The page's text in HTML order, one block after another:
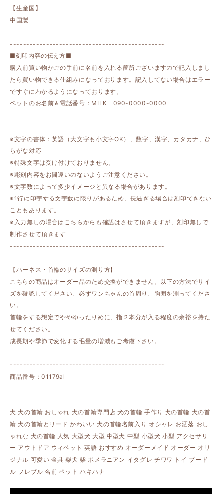
【生産国】
中国製
-----------------------------------------------
■刻印内容の伝え方■
購入前買い物かごの手前に名前を入れる箇所ございますので記入しまし
たら買い物できる仕組みになっております。記入してない場合はエラー
ですぐにわかるようになっております。
ペットのお名前＆電話番号：MILK 090-0000-0000
※文字の書体：英語（大文字も小文字OK）、数字、漢字、カタカナ、ひ
らがな対応
※特殊文字は受け付けておりません。
※彫刻内容をお間違いのないようご注意ください。
※文字数によって多少イメージと異なる場合があります。
※1行に印字する文字数に限りがあるため、長過ぎる場合は刻印できない
こともあります。
※入力無しの場合はこちらからも確認はさせて頂きますが、刻印無しで
制作させて頂きます
-----------------------------------------------
【ハーネス・首輪のサイズの測り方】
こちらの商品はオーダー品のため交換ができません。以下の方法でサイ
ズを確認してください。必ずワンちゃんの首周り、胸囲を測ってくださ
い。
首輪をする想定でややゆったりめに、指２本分が入る程度の余裕を持た
せてください。
成長期や季節で変化する毛量の増減もご考慮下さい。
-----------------------------------------------
商品番号：01179al
犬 犬の首輪 おしゃれ 犬の首輪専門店 犬の首輪 手作り 犬の首輪 犬の首
輪 犬の首輪とリード かわいい 犬の首輪名前入り オシャレ お洒落 おし
ゃれな 犬の首輪 人気 大型犬 大型 中型犬 中型 小型犬 小型 アクセサリ
ー アウトドア ウィペット 英語 おすすめ オーダーメイド オーダー オリ
ジナル 可愛い 金具 柴犬 柴 ポメラニアン イタグレ チワワ トイ プード
ル フレブル 名前 ペット ハキハナ